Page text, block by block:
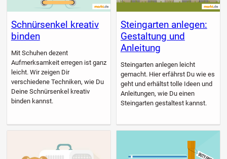
Schnürsenkel kreativ
binden
Mit Schuhen dezent
Aufmerksamkeit erregen ist ganz
leicht. Wir zeigen Dir
verschiedene Techniken, wie Du
Deine Schnürsenkel kreativ
binden kannst.
Steingarten anlegen:
Gestaltung und
Anleitung
Steingarten anlegen leicht
gemacht. Hier erfährst Du wie es
geht und erhältst tolle Ideen und
Anleitungen, wie Du einen
Steingarten gestaltest kannst.